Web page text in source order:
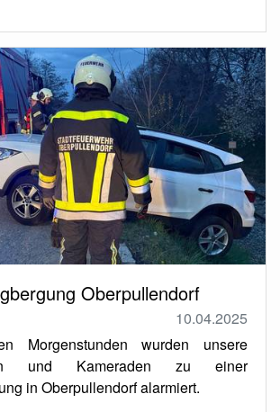
Oberpullendorf
10.04.2025
Morgenstunden wurden unsere
und Kameraden zu einer
in Oberpullendorf alarmiert.